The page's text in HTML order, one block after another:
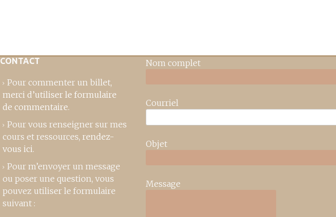
CONTACT
Pour commenter un billet,
merci d’utiliser le formulaire
de commentaire.
Pour vous renseigner sur mes
cours et ressources, rendez-
vous ici.
Pour m’envoyer un message
ou poser une question, vous
pouvez utiliser le formulaire
suivant :
Nom complet
Courriel
Objet
Message